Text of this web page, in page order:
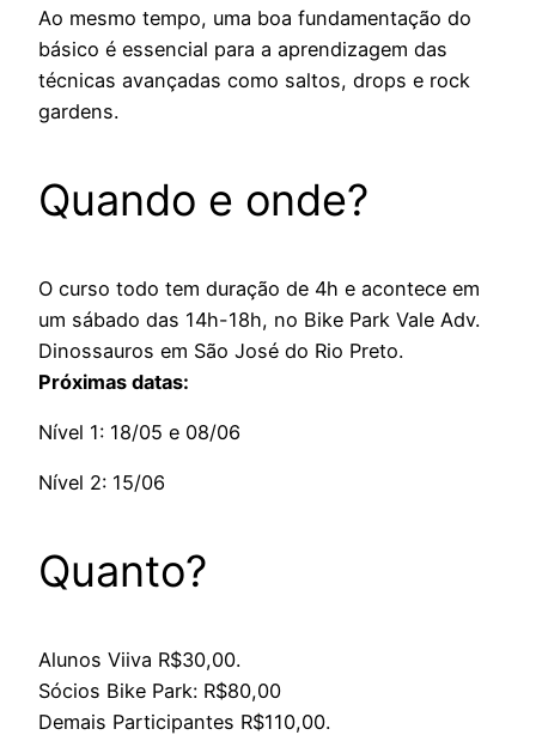
Ao mesmo tempo, uma boa fundamentação do
básico é essencial para a aprendizagem das
técnicas avançadas como saltos, drops e rock
gardens.
Quando e onde?
O curso todo tem duração de 4h e acontece em
um sábado das 14h-18h, no Bike Park Vale Adv.
Dinossauros em São José do Rio Preto.
Próximas datas:
Nível 1: 18/05 e 08/06
Nível 2: 15/06
Quanto?
Alunos Viiva R$30,00.
Sócios Bike Park: R$80,00
Demais Participantes R$110,00.